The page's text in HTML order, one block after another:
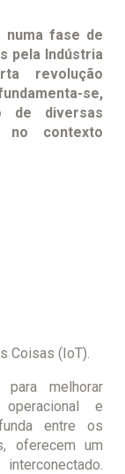
numa fase de
pela Indústria
revolução
se,
de diversas
no contexto
Coisas (IoT).
melhorar
e
entre os
oferecem um